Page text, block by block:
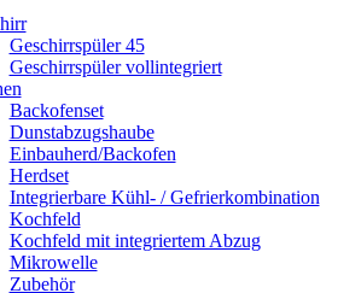
Geschirrspüler 45
Geschirrspüler vollintegriert
Backofenset
Dunstabzugshaube
Einbauherd/Backofen
Herdset
Integrierbare Kühl- / Gefrierkombination
Kochfeld
Kochfeld mit integriertem Abzug
Mikrowelle
Zubehör